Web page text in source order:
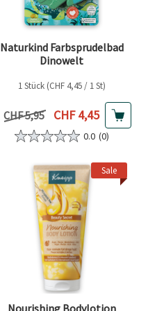
Naturkind Farbsprudelbad
Dinowelt
1 Stück (CHF 4,45 / 1 St)
Vorheriger Preis
CHF 5,95 Aktueller Preis
CHF 4,45
0.0 (0)
Sale
Nourishing Bodylotion